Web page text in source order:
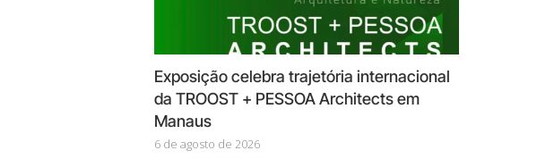
Exposição celebra trajetória internacional
da TROOST + PESSOA Architects em
Manaus
6 de agosto de 2026